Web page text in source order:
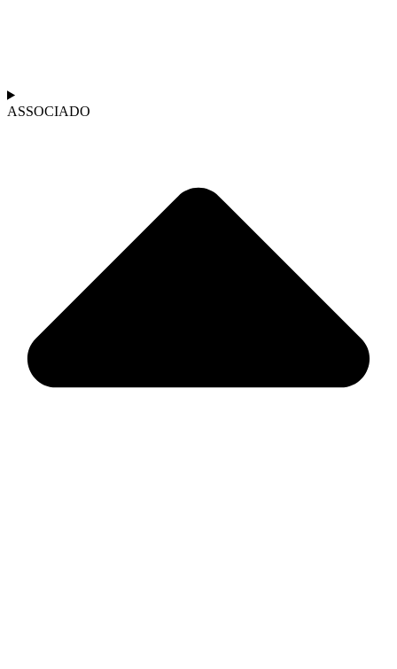
ASSOCIADO